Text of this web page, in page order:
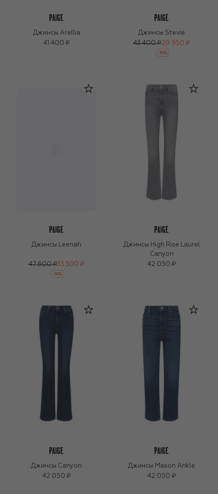
Джинсы Arellia
41 400 ₽
Джинсы Stevie
43 400 ₽29 950 ₽
-30%
Джинсы Leenah
47 600 ₽33 300 ₽
-30%
Джинсы High Rise Laurel
Canyon
42 050 ₽
Джинсы Canyon
42 050 ₽
Джинсы Mason Ankle
42 050 ₽